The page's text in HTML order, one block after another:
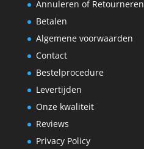
Annuleren of Retourneren
Betalen
Algemene voorwaarden
Contact
Bestelprocedure
Levertijden
Onze kwaliteit
Reviews
Privacy Policy